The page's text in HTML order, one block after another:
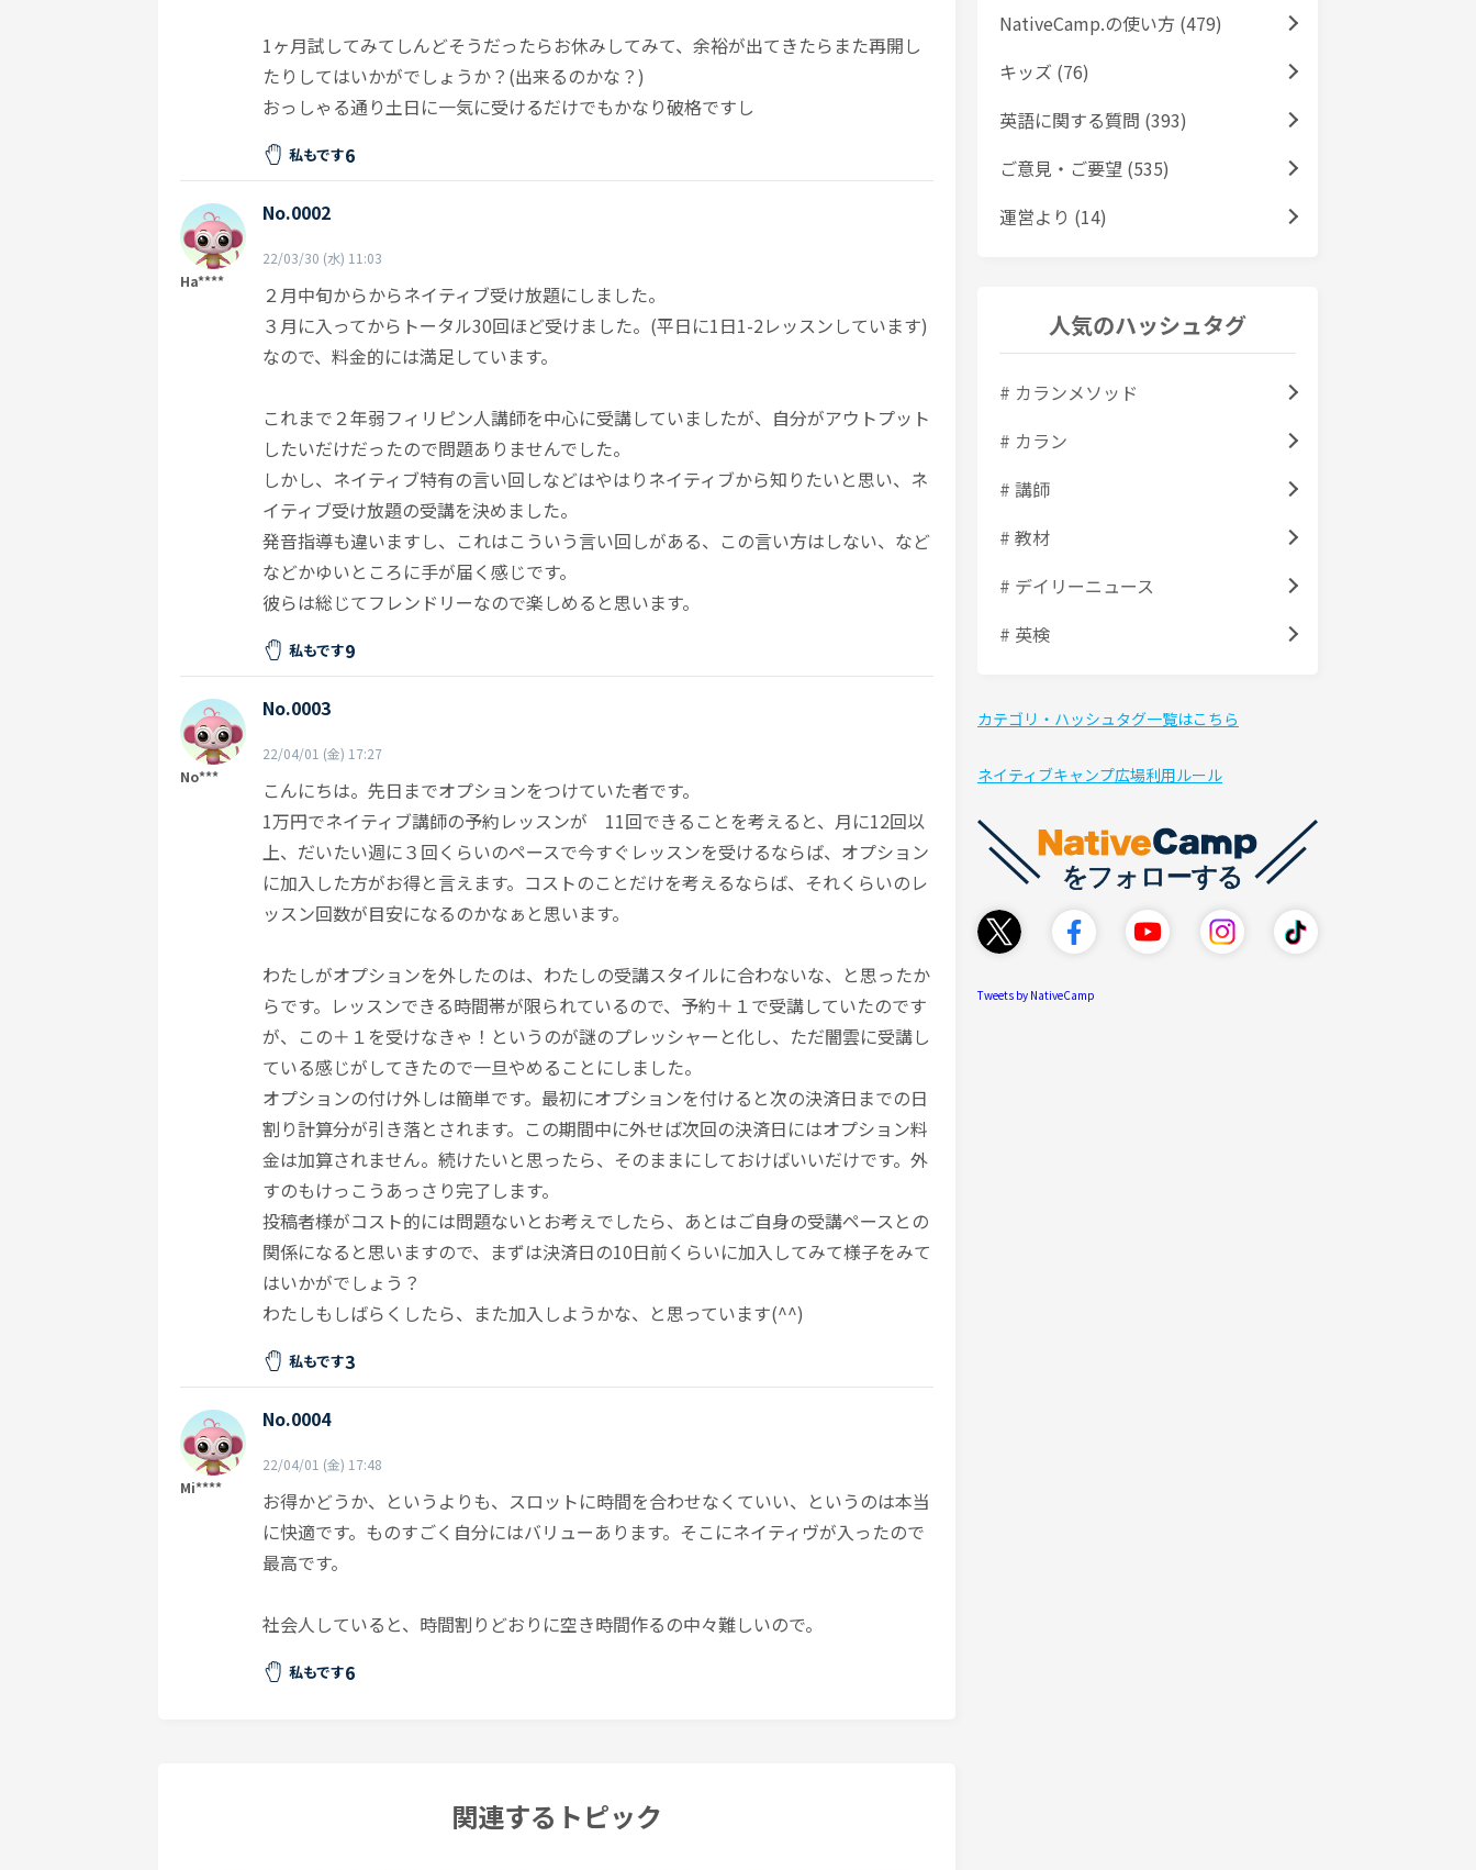
1ヶ月試してみてしんどそうだったらお休みしてみて、余裕が出てきたらまた再開し
たりしてはいかがでしょうか？(出来るのかな？)
おっしゃる通り土日に一気に受けるだけでもかなり破格ですし
私もです6
Ha****
No.0002
22/03/30 (水) 11:03
２月中旬からからネイティブ受け放題にしました。
３月に入ってからトータル30回ほど受けました。(平日に1日1-2レッスンしています)
なので、料金的には満足しています。
これまで２年弱フィリピン人講師を中心に受講していましたが、自分がアウトプット
したいだけだったので問題ありませんでした。
しかし、ネイティブ特有の言い回しなどはやはりネイティブから知りたいと思い、ネ
イティブ受け放題の受講を決めました。
発音指導も違いますし、これはこういう言い回しがある、この言い方はしない、など
などかゆいところに手が届く感じです。
彼らは総じてフレンドリーなので楽しめると思います。
私もです9
No***
No.0003
22/04/01 (金) 17:27
こんにちは。先日までオプションをつけていた者です。
1万円でネイティブ講師の予約レッスンが 11回できることを考えると、月に12回以
上、だいたい週に３回くらいのペースで今すぐレッスンを受けるならば、オプション
に加入した方がお得と言えます。コストのことだけを考えるならば、それくらいのレ
ッスン回数が目安になるのかなぁと思います。
わたしがオプションを外したのは、わたしの受講スタイルに合わないな、と思ったか
らです。レッスンできる時間帯が限られているので、予約＋１で受講していたのです
が、この＋１を受けなきゃ！というのが謎のプレッシャーと化し、ただ闇雲に受講し
ている感じがしてきたので一旦やめることにしました。
オプションの付け外しは簡単です。最初にオプションを付けると次の決済日までの日
割り計算分が引き落とされます。この期間中に外せば次回の決済日にはオプション料
金は加算されません。続けたいと思ったら、そのままにしておけばいいだけです。外
すのもけっこうあっさり完了します。
投稿者様がコスト的には問題ないとお考えでしたら、あとはご自身の受講ペースとの
関係になると思いますので、まずは決済日の10日前くらいに加入してみて様子をみて
はいかがでしょう？
わたしもしばらくしたら、また加入しようかな、と思っています(^^)
私もです3
Mi****
No.0004
22/04/01 (金) 17:48
お得かどうか、というよりも、スロットに時間を合わせなくていい、というのは本当
に快適です。ものすごく自分にはバリューあります。そこにネイティヴが入ったので
最高です。
社会人していると、時間割りどおりに空き時間作るの中々難しいので。
私もです6
関連するトピック
NativeCamp.の使い方 (479)
キッズ (76)
英語に関する質問 (393)
ご意見・ご要望 (535)
運営より (14)
人気のハッシュタグ
# カランメソッド
# カラン
# 講師
# 教材
# デイリーニュース
# 英検
カテゴリ・ハッシュタグ一覧はこちら
ネイティブキャンプ広場利用ルール
Tweets by NativeCamp